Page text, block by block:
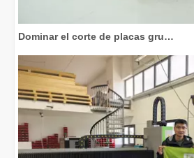
Dominar el corte de placas gruesas: cómo las máquinas de corte por láser de fibra revolucionan la fabricación